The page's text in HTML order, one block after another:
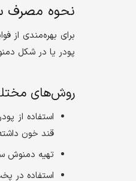
نحوه مصرف
برای بهره‌مندی
پودر یا در شکل
روش‌های
استفاده از
قند خون
تهیه دمنوش
استفاده در